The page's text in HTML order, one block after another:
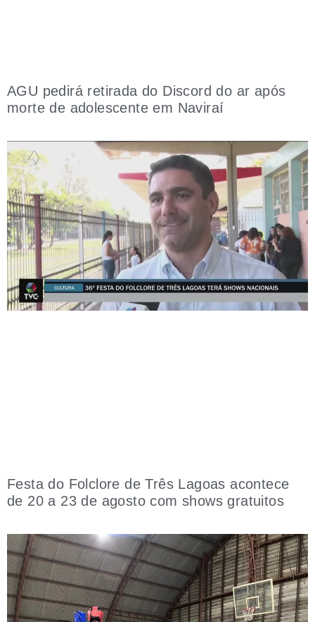
AGU pedirá retirada do Discord do ar após
morte de adolescente em Naviraí
Festa do Folclore de Três Lagoas acontece
de 20 a 23 de agosto com shows gratuitos